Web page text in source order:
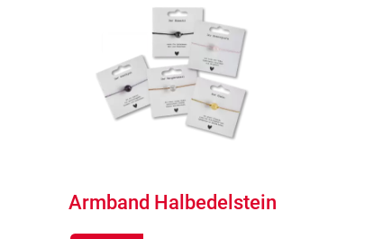
Armband Halbedelstein